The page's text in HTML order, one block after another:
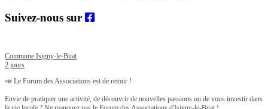
Suivez-nous sur
Commune Isigny-le-Buat
2 jours
📣 Le Forum des Associations est de retour !
Envie de pratiquer une activité, de découvrir de nouvelles passions ou de vous investir dans